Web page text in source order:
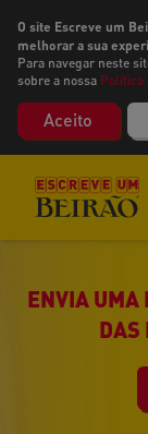
O site Escreve um
melhorar a sua
Para navegar neste
sobre a nossa Política
Aceito
ENVIA UMA
DAS